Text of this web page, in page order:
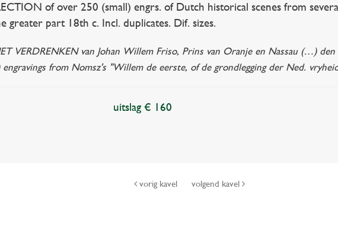
of over 250 (small) engrs. of Dutch historical scenes from
greater part 18th c. Incl. duplicates. Dif. sizes.
VERDRENKEN van Johan Willem Friso, Prins van Oranje en Nassau (…)
engravings from Nomsz's "Willem de eerste, of de grondlegging der Ned.
uitslag € 160
vorig kavel volgend kavel